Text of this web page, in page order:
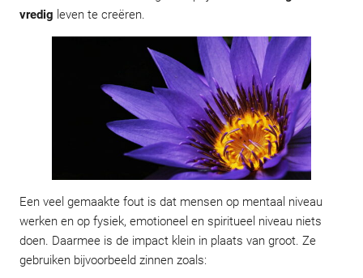
vredig leven te creëren.
Een veel gemaakte fout is dat mensen op mentaal niveau
werken en op fysiek, emotioneel en spiritueel niveau niets
doen. Daarmee is de impact klein in plaats van groot. Ze
gebruiken bijvoorbeeld zinnen zoals: